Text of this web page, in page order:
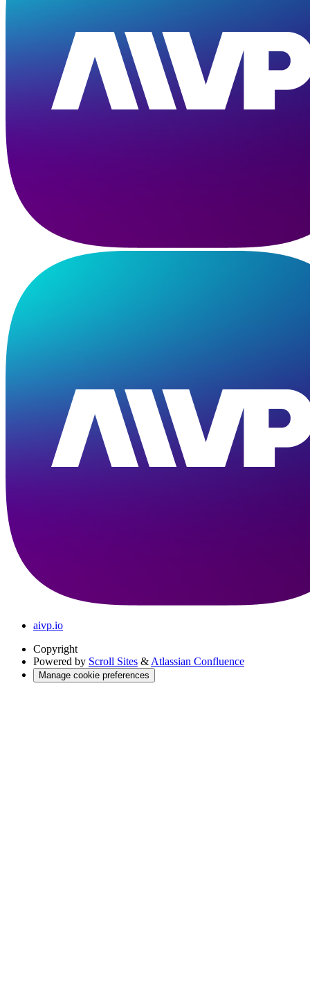
aivp.io
Copyright
Powered by Scroll Sites & Atlassian Confluence
Manage cookie preferences